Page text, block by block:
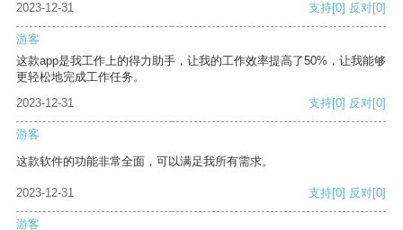
2023-12-31
支持[0] 反对[0]
游客
这款app是我工作上的得力助手，让我的工作效率提高了50%，让我能够
更轻松地完成工作任务。
2023-12-31
支持[0] 反对[0]
游客
这款软件的功能非常全面，可以满足我所有需求。
2023-12-31 支持[0] 反对[0]
游客